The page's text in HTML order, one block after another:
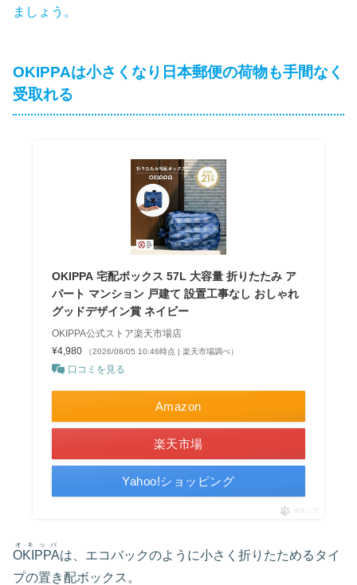
ましょう。
OKIPPAは小さくなり日本郵便の荷物も手間なく
受取れる
OKIPPA 宅配ボックス 57L 大容量 折りたたみ ア
パート マンション 戸建て 設置工事なし おしゃれ
グッドデザイン賞 ネイビー
OKIPPA公式ストア楽天市場店
¥4,980
（2026/08/05 10:46時点 | 楽天市場調べ）
口コミを見る
Amazon
楽天市場
Yahoo!ショッピング
ポチップ
OKIPPA
オキッバ
は、エコバックのように小さく折りたためるタイ
プの置き配ボックス。